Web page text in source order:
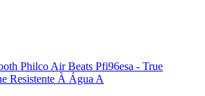
Philco Air Beats Pfi96esa - True
Resistente À Água A